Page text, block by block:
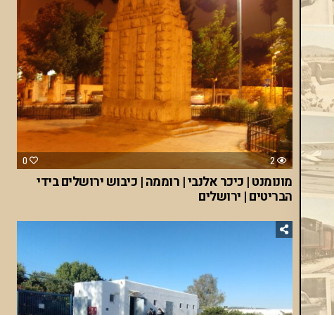
0 2
מונומנט | כיכר אלנבי | רוממה | כיבוש ירושלים בידי
הבריטים | ירושלים